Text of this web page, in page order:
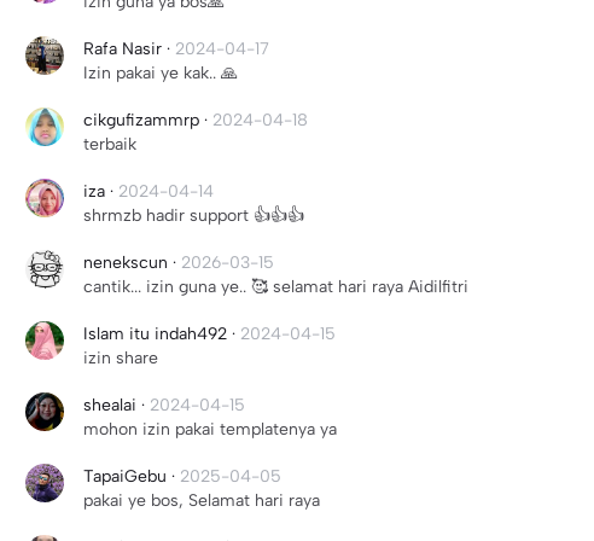
Rafa Nasir · 2024-04-17
Izin pakai ye kak.. 🙏
cikgufizammrp · 2024-04-18
terbaik
iza · 2024-04-14
shrmzb hadir support 👍👍👍
nenekscun · 2026-03-15
cantik... izin guna ye.. 🥰 selamat hari raya Aidilfitri
Islam itu indah492 · 2024-04-15
izin share
shealai · 2024-04-15
mohon izin pakai templatenya ya
TapaiGebu · 2025-04-05
pakai ye bos, Selamat hari raya